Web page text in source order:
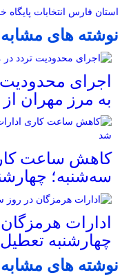
استان فارس انتخابات پایگاه
نوشته های مشابه
اجرای
به مرز مهران از ۱۱ مرداد
کاهش ساعت
سه‌شنبه؛
ادارات
چهارشنبه
نوشته های مشابه